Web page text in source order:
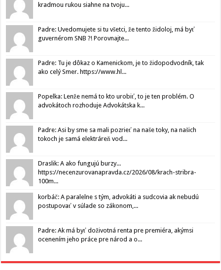
kradmou rukou siahne na tvoju...
Padre: Uvedomujete si tu všetci, že tento židoloj, má byť
guvernérom SNB ?! Porovnajte...
Padre: Tu je dôkaz o Kamenickom, je to židopodvodník, tak
ako celý Smer. https://www.hl...
Popelka: Lenže nemá to kto urobiť, to je ten problém. O
advokátoch rozhoduje Advokátska k...
Padre: Asi by sme sa mali pozrieť na naše toky, na našich
tokoch je samá elektráreň vod...
Draslik: A ako fungujú burzy...
https://necenzurovanapravda.cz/2026/08/krach-stribra-
100m...
korbáč: A paralelne s tým, advokáti a sudcovia ak nebudú
postupovať v súlade so zákonom,...
Padre: Ak má byť doživotná renta pre premiéra, akýmsi
ocenením jeho práce pre národ a o...